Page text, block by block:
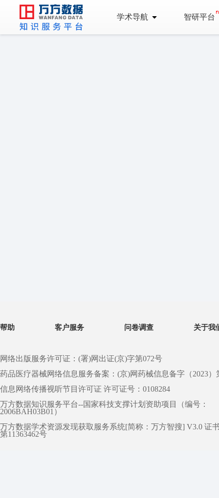
学术导航 智研平台
帮助 客户服务 问卷调查 关于我
网络出版服务许可证：(署)网出证(京)字第072号
药品医疗器械网络信息服务备案：(京)网药械信息备字（2023）
信息网络传播视听节目许可证 许可证号：0108284
万方数据知识服务平台--国家科技支撑计划资助项目（编号：
2006BAH03B01）
万方数据学术资源发现获取服务系统[简称：万方智搜] V3.0 证
第11363462号